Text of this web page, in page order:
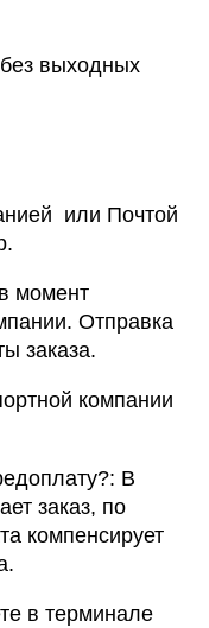
выходных
или Почтой
момент
Отправка
заказа.
компании
В
заказ, по
компенсирует
в терминале